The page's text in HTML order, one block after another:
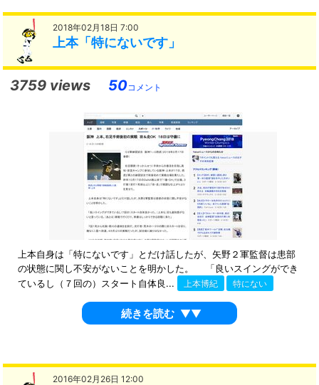
2018年02月18日 7:00
上本「特にないです」
3759 views 50コメント
上本自身は「特にないです」とだけ話したが、矢野２軍監督は患部
の状態に関し不安がないことを明かした。 「良いスイングができ
ているし（７回の）スタート自体良...
上本博紀 特にない
続きを読む ▼▼
2016年02月26日 12:00